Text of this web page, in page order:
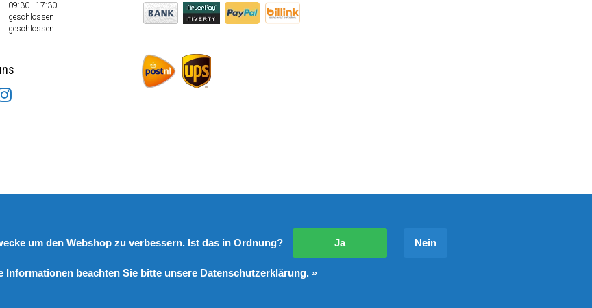
09:30 - 17:30
geschlossen
geschlossen
© Copyright 2026 DutchSpares B.V. - Design byWebdinge.nl
um den Webshop zu verbessern. Ist das in Ordnung? Ja Nein
Informationen beachten Sie bitte unsere Datenschutzerklärung. »